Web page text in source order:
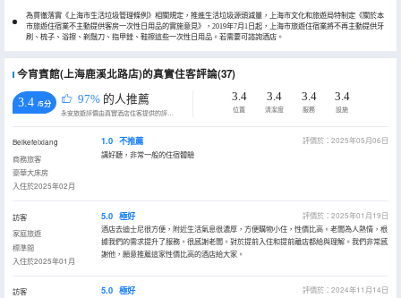
為貫徹落實《上海市生活垃圾管理條例》相關規定，推進生活垃圾源頭減量，上海市文化和旅遊局特制定《關於本
市旅遊住宿業不主動提供客房一次性日用品的實施意見》，2019年7月1日起，上海市旅遊住宿業將不再主動提供牙
刷、梳子、浴擦、剃鬚刀、指甲銼、鞋擦這些一次性日用品。若需要可諮詢酒店。
今宵賓館(上海鹿溪北路店)的真實住客評論(37)
3.4 /5分 97% 的人推薦
永安旅遊評價由真實酒店住客提供的評價。
3.4
位置
3.4
清潔度
3.4
服務
3.4
設施
Beikefeixiang
商務旅客
豪華大床房
入住於2025年02月
1.0 不推薦
評價於：2025年05月06日
講好聽，非常一般的住宿體驗
訪客
家庭旅遊
標準間
入住於2025年01月
5.0 極好
評價於：2025年01月19日
酒店去迪士尼很方便，附近生活氣息很濃厚，方便購物小住，性價比高。老闆為人熱情，根
據我們的需求提升了服務。很感謝老闆。對於提前入住和提前離店都給與理解。我們非常感
謝他，願意推薦這家性價比高的酒店給大家。
訪客
5.0 極好
評價於：2024年11月14日